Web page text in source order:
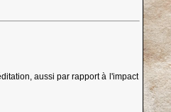
aussi par rapport à l'impact